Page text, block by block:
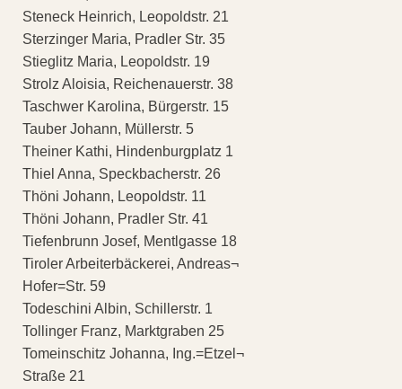
Steneck Heinrich, Leopoldstr. 21
Sterzinger Maria, Pradler Str. 35
Stieglitz Maria, Leopoldstr. 19
Strolz Aloisia, Reichenauerstr. 38
Taschwer Karolina, Bürgerstr. 15
Tauber Johann, Müllerstr. 5
Theiner Kathi, Hindenburgplatz 1
Thiel Anna, Speckbacherstr. 26
Thöni Johann, Leopoldstr. 11
Thöni Johann, Pradler Str. 41
Tiefenbrunn Josef, Mentlgasse 18
Tiroler Arbeiterbäckerei, Andreas¬
Hofer=Str. 59
Todeschini Albin, Schillerstr. 1
Tollinger Franz, Marktgraben 25
Tomeinschitz Johanna, Ing.=Etzel¬
Straße 21